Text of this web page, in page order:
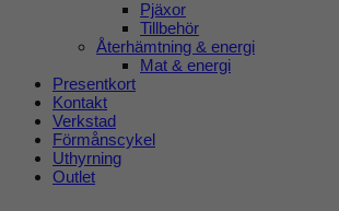
Pjäxor
Tillbehör
Återhämtning & energi
Mat & energi
Presentkort
Kontakt
Verkstad
Förmånscykel
Uthyrning
Outlet